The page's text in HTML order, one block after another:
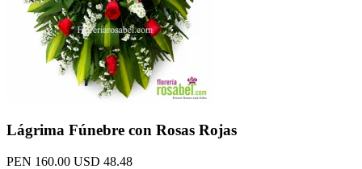
Lágrima Fúnebre con Rosas Rojas
PEN 160.00 USD 48.48